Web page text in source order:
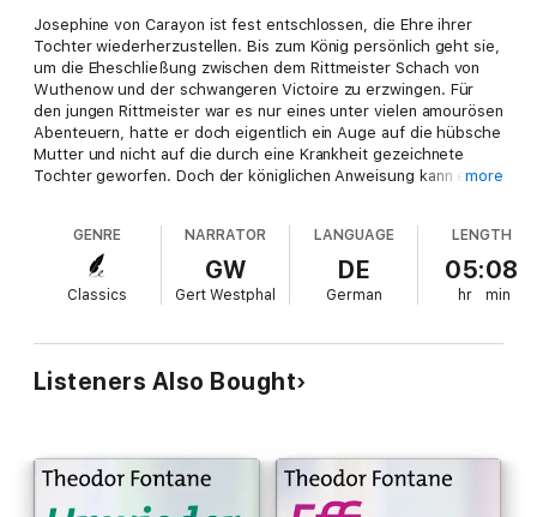
Josephine von Carayon ist fest entschlossen, die Ehre ihrer
Tochter wiederherzustellen. Bis zum König persönlich geht sie,
um die Eheschließung zwischen dem Rittmeister Schach von
Wuthenow und der schwangeren Victoire zu erzwingen. Für
den jungen Rittmeister war es nur eines unter vielen amourösen
Abenteuern, hatte er doch eigentlich ein Auge auf die hübsche
Mutter und nicht auf die durch eine Krankheit gezeichnete
Tochter geworfen. Doch der königlichen Anweisung kann er
selbst in die Hand ...
more
GENRE
Classics
NARRATOR
GW
Gert Westphal
LANGUAGE
DE
German
LENGTH
05:08
hr min
Listeners Also Bought